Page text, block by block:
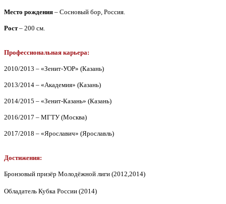
Место рождения – Сосновый бор, Россия.
Рост– 200 см.
Профессиональная карьера:
2010/2013 – «Зенит-УОР» (Казань)
2013/2014 – «Академия» (Казань)
2014/2015 – «Зенит-Казань» (Казань)
2016/2017 – МГТУ (Москва)
2017/2018 – «Ярославич» (Ярославль)
Достижения:
Бронзовый призёр Молодёжной лиги (2012,2014)
Обладатель Кубка России (2014)